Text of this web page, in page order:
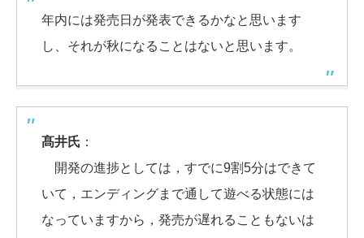
年内には発売日が発表できるかなと思います
し、それが秋になることはないと思います。
髙井氏 ：
開発の進捗としては，すでに9割5分はできて
いて，エンディングまで通して遊べる状態には
なっていますから，発売が遅れることもないは